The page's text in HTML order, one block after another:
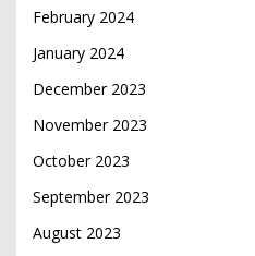
February 2024
January 2024
December 2023
November 2023
October 2023
September 2023
August 2023